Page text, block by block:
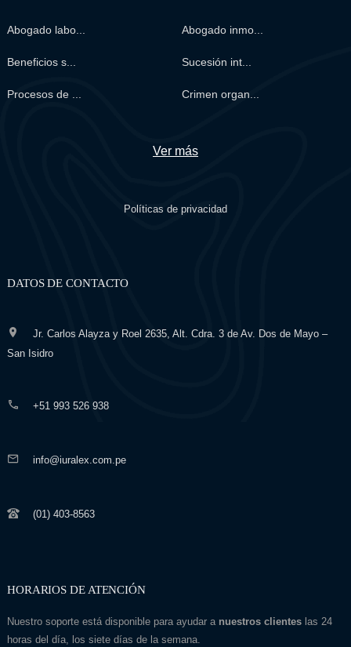
Abogado labo... Abogado inmo...
Beneficios s... Sucesión int...
Procesos de ... Crimen organ...
Ver más
Políticas de privacidad
DATOS DE CONTACTO
Jr. Carlos Alayza y Roel 2635, Alt. Cdra. 3 de Av. Dos de Mayo –
San Isidro
+51 993 526 938
info@iuralex.com.pe
(01) 403-8563
HORARIOS DE ATENCIÓN
Nuestro soporte está disponible para ayudar a nuestros clienteslas 24
horas del día, los siete días de la semana.